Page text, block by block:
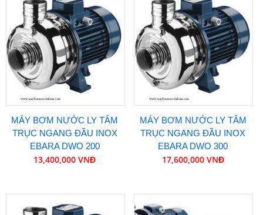
MÁY BƠM NƯỚC LY TÂM
TRỤC NGANG ĐẦU INOX
EBARA DWO 200
13,400,000 VNĐ
MÁY BƠM NƯỚC LY TÂM
TRỤC NGANG ĐẦU INOX
EBARA DWO 300
17,600,000 VNĐ